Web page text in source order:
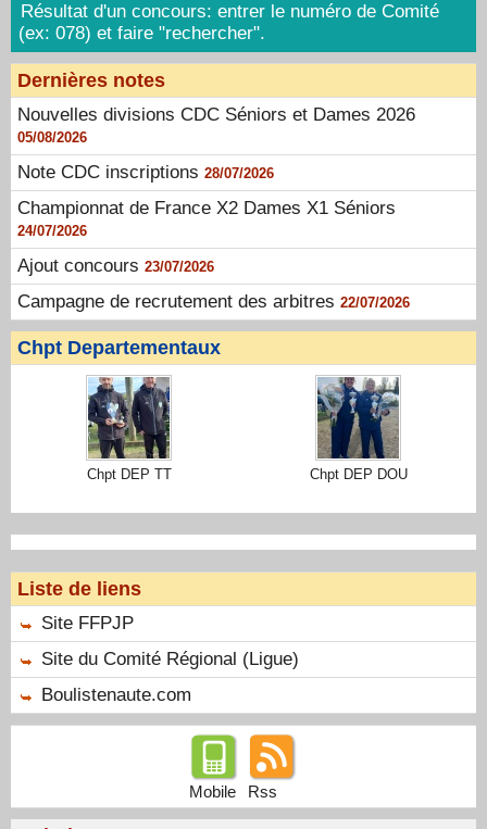
Résultat d'un concours: entrer le numéro de Comité
(ex: 078) et faire "rechercher".
Dernières notes
Nouvelles divisions CDC Séniors et Dames 2026
05/08/2026
Note CDC inscriptions 28/07/2026
Championnat de France X2 Dames X1 Séniors
24/07/2026
Ajout concours 23/07/2026
Campagne de recrutement des arbitres 22/07/2026
Chpt Departementaux
Chpt DEP TT Chpt DEP DOU
Liste de liens
Site FFPJP
Site du Comité Régional (Ligue)
Boulistenaute.com
Mobile Rss